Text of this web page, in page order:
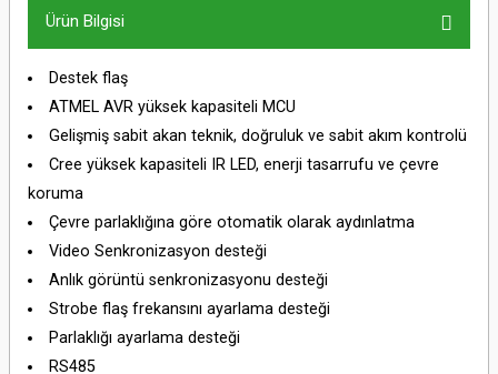
Ürün Bilgisi
Destek flaş
ATMEL AVR yüksek kapasiteli MCU
Gelişmiş sabit akan teknik, doğruluk ve sabit akım kontrolü
Cree yüksek kapasiteli IR LED, enerji tasarrufu ve çevre
koruma
Çevre parlaklığına göre otomatik olarak aydınlatma
Video Senkronizasyon desteği
Anlık görüntü senkronizasyonu desteği
Strobe flaş frekansını ayarlama desteği
Parlaklığı ayarlama desteği
RS485